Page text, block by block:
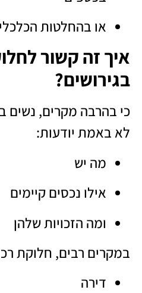
או בהחלטות
איך זה קשור
בגירושים?
כי בהרבה מקרים, נשים
לא באמת יודעות:
מה יש
אילו נכסים קיימים
ומה הזכויות שלהן
במקרים רבים, חלוקת
דירה